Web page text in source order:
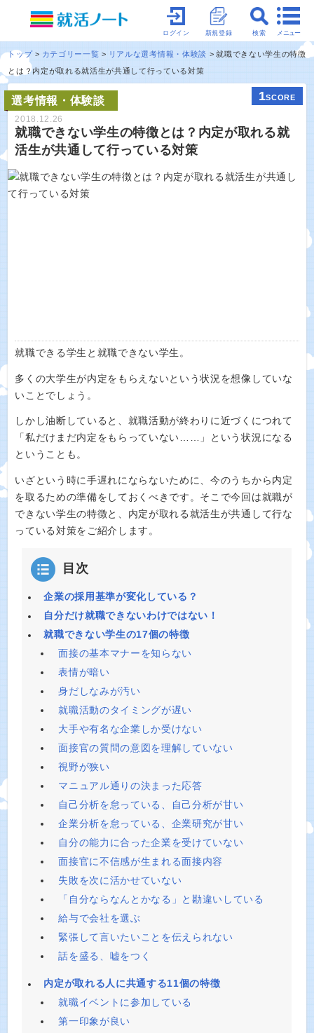
メニュー
検索
新規登録
ログイン
トップ カテゴリー一覧 リアルな選考情報・体験談
就職できない学生の特徴
とは？内定が取れる就活生が共通して行っている対策
選考情報・体験談 1SCORE
2018.12.26
就職できない学生の特徴とは？内定が取れる就
活生が共通して行っている対策
就職できる学生と就職できない学生。
多くの大学生が内定をもらえないという状況を想像していな
いことでしょう。
しかし油断していると、就職活動が終わりに近づくにつれて
「私だけまだ内定をもらっていない……」という状況になる
ということも。
いざという時に手遅れにならないために、今のうちから内定
を取るための準備をしておくべきです。そこで今回は就職が
できない学生の特徴と、内定が取れる就活生が共通して行な
っている対策をご紹介します。
目次
企業の採用基準が変化している？
自分だけ就職できないわけではない！
就職できない学生の17個の特徴
面接の基本マナーを知らない
表情が暗い
身だしなみが汚い
就職活動のタイミングが遅い
大手や有名な企業しか受けない
面接官の質問の意図を理解していない
視野が狭い
マニュアル通りの決まった応答
自己分析を怠っている、自己分析が甘い
企業分析を怠っている、企業研究が甘い
自分の能力に合った企業を受けていない
面接官に不信感が生まれる面接内容
失敗を次に活かせていない
「自分ならなんとかなる」と勘違いしている
給与で会社を選ぶ
緊張して言いたいことを伝えられない
話を盛る、嘘をつく
内定が取れる人に共通する11個の特徴
就職イベントに参加している
第一印象が良い